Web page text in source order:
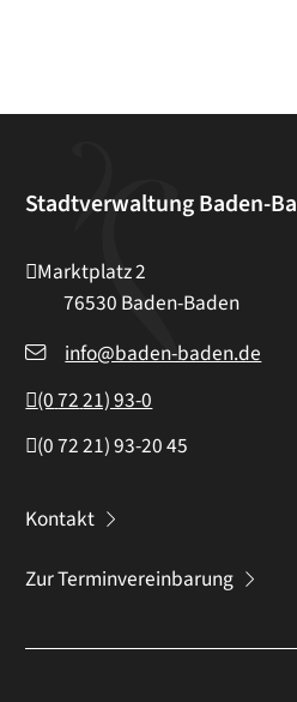
Stadtverwaltung Baden-
Marktplatz 2
76530 Baden-Baden
info@baden-baden.de
(07221) 93-0
(07221) 93-2045
Kontakt
Zur Terminvereinbarung